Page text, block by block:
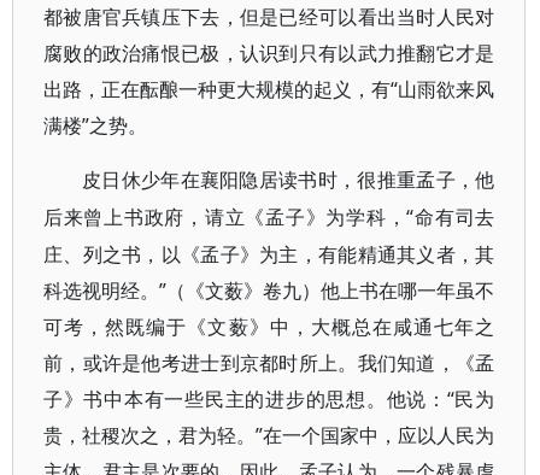
都被唐官兵镇压下去，但是已经可以看出当时人民对
腐败的政治痛恨已极，认识到只有以武力推翻它才是
出路，正在酝酿一种更大规模的起义，有“山雨欲来风
满楼”之势。
皮日休少年在襄阳隐居读书时，很推重孟子，他
后来曾上书政府，请立《孟子》为学科，“命有司去
庄、列之书，以《孟子》为主，有能精通其义者，其
科选视明经。”（《文薮》卷九）他上书在哪一年虽不
可考，然既编于《文薮》中，大概总在咸通七年之
前，或许是他考进士到京都时所上。我们知道，《孟
子》书中本有一些民主的进步的思想。他说：“民为
贵，社稷次之，君为轻。”在一个国家中，应以人民为